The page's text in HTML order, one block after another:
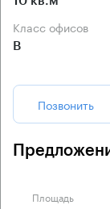
Класс офисов
B
Позвонить
Площадь